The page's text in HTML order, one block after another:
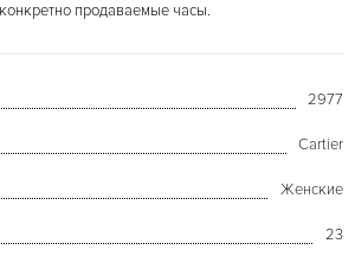
продаваемые часы.
2977
Cartier
Женские
23